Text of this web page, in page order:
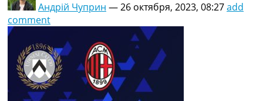
Андрій Чуприн —26 октября, 2023, 08:27add
comment